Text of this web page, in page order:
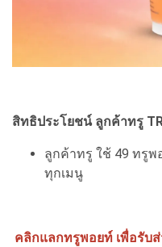
สิทธิประโยชน์ ลูกค้าทรู
ลูกค้าทรู ใช้ 49 ทรูพ
ทุกเมนู
คลิกแลกทรูพอยท์ เพื่อรับ